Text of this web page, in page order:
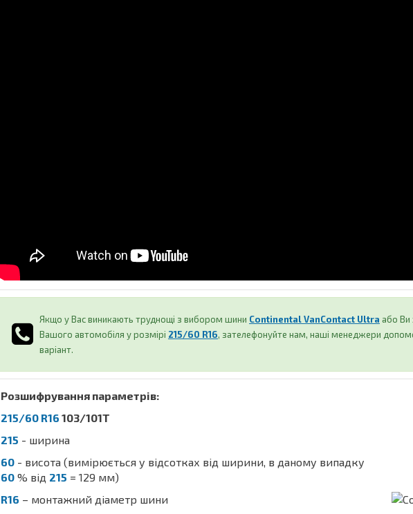
Якщо у Вас виникають труднощі з вибором шини Continental VanContact Ultra або Ви
Вашого автомобіля у розмірі 215/60 R16, зателефонуйте нам, наші менеджери
варіант.
Розшифрування параметрів:
215/60 R16 103/101T
215 - ширина
60 - висота (вимірюється у відсотках від ширини, в даному випадку
60 % від 215 = 129 мм)
R16 – монтажний діаметр шини